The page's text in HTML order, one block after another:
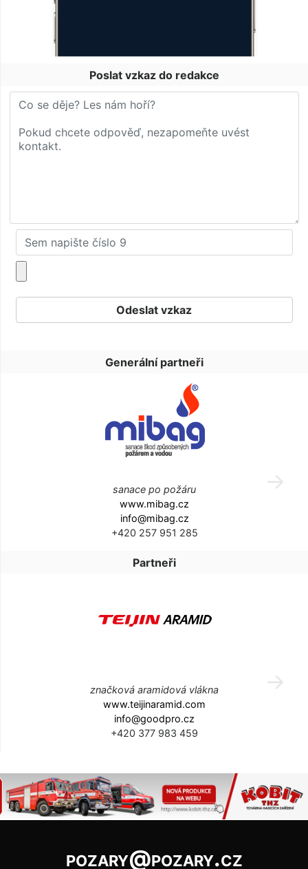
Poslat vzkaz do redakce
Generální partneři
sanace po požáru
www.mibag.cz
info@mibag.cz
+420 257 951 285
Partneři
značková aramidová vlákna
www.teijinaramid.com
info@goodpro.cz
+420 377 983 459
pozary@pozary.cz